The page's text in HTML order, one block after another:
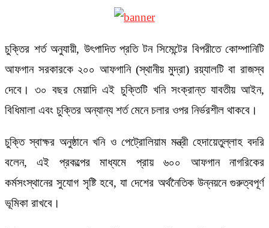
চুক্তির শর্ত অনুযায়ী, উৎপাদিত প্রতি টন সিমেন্টের বিপরীতে কোম্পানিটি
আফগান সরকারকে ২০০ আফগানি (স্থানীয় মুদ্রা) রয়্যালটি বা রাজস্ব
দেবে। ৩০ বছর মেয়াদি এই চুক্তিটি খনি সংক্রান্ত যাবতীয় আইন,
বিধিমালা এবং চুক্তির অন্যান্য শর্ত মেনে চলার ওপর নির্ভরশীল থাকবে।
চুক্তি স্বাক্ষর অনুষ্ঠানে খনি ও পেট্রোলিয়াম মন্ত্রী হেদায়েতুল্লাহ বদরি
বলেন, এই প্রকল্পের মাধ্যমে প্রায় ৬০০ আফগান নাগরিকের
কর্মসংস্থানের সুযোগ সৃষ্টি হবে, যা দেশের অর্থনৈতিক উন্নয়নে গুরুত্বপূর্ণ
ভূমিকা রাখবে।